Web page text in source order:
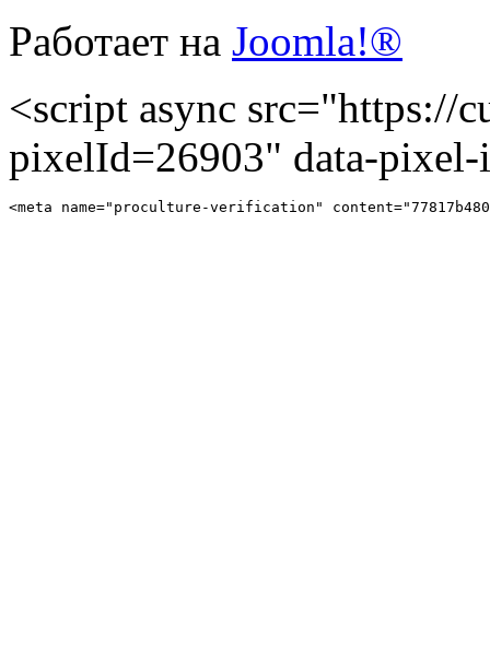
Работает на Joomla!®
<script async src="https://
pixelId=26903" data-
<meta name="proculture-verification"